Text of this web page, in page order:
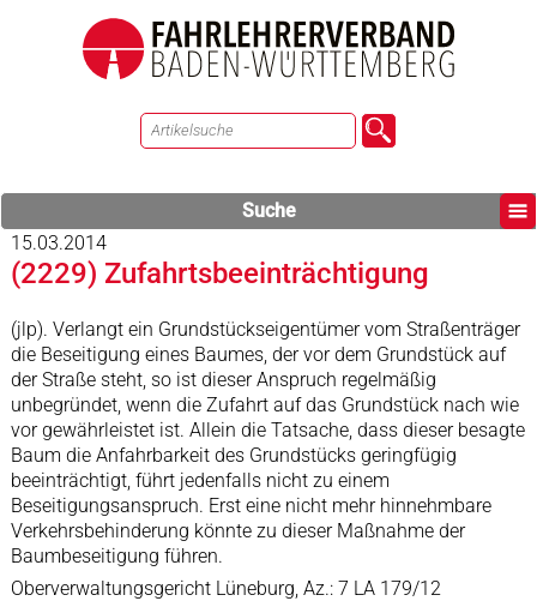
Suche
15.03.2014
(2229) Zufahrtsbeeinträchtigung
(jlp). Verlangt ein Grundstückseigentümer vom Straßenträger
die Beseitigung eines Baumes, der vor dem Grundstück auf
der Straße steht, so ist dieser Anspruch regelmäßig
unbegründet, wenn die Zufahrt auf das Grundstück nach wie
vor gewährleistet ist. Allein die Tatsache, dass dieser besagte
Baum die Anfahrbarkeit des Grundstücks geringfügig
beeinträchtigt, führt jedenfalls nicht zu einem
Beseitigungsanspruch. Erst eine nicht mehr hinnehmbare
Verkehrsbehinderung könnte zu dieser Maßnahme der
Baumbeseitigung führen.
Oberverwaltungsgericht Lüneburg, Az.: 7 LA 179/12